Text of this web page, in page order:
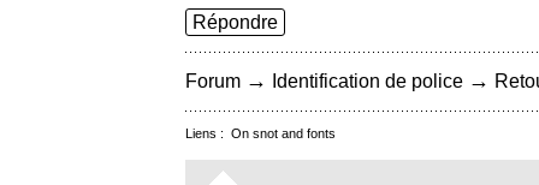
Répondre
Forum → Identification de police →
Liens : On snot and fonts